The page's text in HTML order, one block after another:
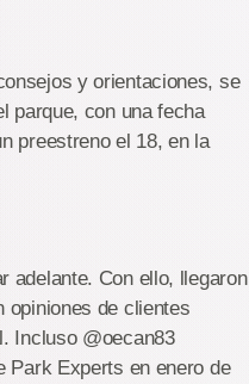
y orientaciones, se
parque, con una fecha
preestreno el 18, en la
adelante. Con ello, llegaron
opiniones de clientes
Incluso @oecan83
Park Experts en enero de